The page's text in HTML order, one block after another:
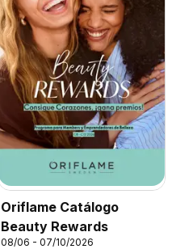
Oriflame Catálogo
Beauty Rewards
08/06 - 07/10/2026